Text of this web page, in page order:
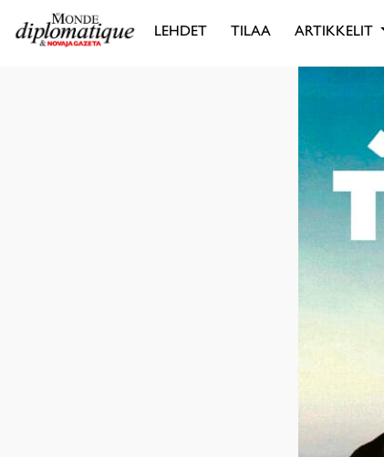
LEHDET TILAA ARTIKKELIT